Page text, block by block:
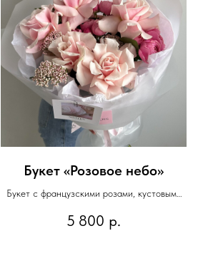
Букет «Розовое небо»
Букет с французскими розами, кустовыми
5 800 р.